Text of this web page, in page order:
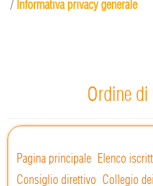
/ Informativa privacy generale
Ordine di
Pagina principale Elenco
Consiglio direttivo Collegio